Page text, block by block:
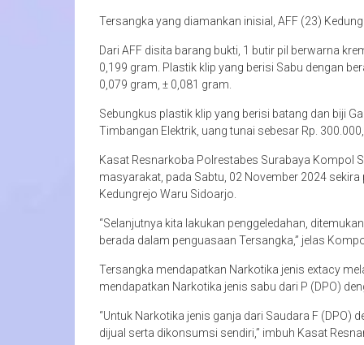
Tersangka yang diamankan inisial, AFF (23)
Dari AFF disita barang bukti, 1 butir pil berwarna
0,199 gram. Plastik klip yang berisi Sabu dengan
0,079 gram, ± 0,081 gram.
Sebungkus plastik klip yang berisi batang dan biji
Timbangan Elektrik, uang tunai sebesar Rp.
Kasat Resnarkoba Polrestabes Surabaya Kompol
masyarakat, pada Sabtu, 02 November 2024
Kedungrejo Waru Sidoarjo.
“Selanjutnya kita lakukan penggeledahan,
berada dalam penguasaan Tersangka,” jelas
Tersangka mendapatkan Narkotika jenis extacy
mendapatkan Narkotika jenis sabu dari P (DPO)
“Untuk Narkotika jenis ganja dari Saudara F
dijual serta dikonsumsi sendiri,” imbuh Kasat